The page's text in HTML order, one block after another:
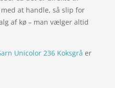
at handle, så slip for
af kø – man vælger altid
Unicolor 236 Koksgrå er